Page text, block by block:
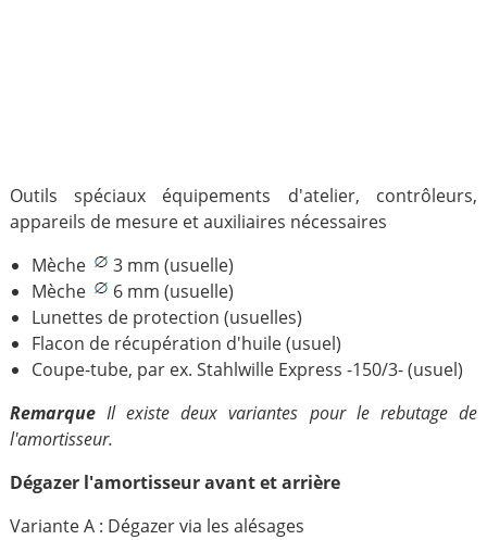
Outils spéciaux équipements d'atelier, contrôleurs,
appareils de mesure et auxiliaires nécessaires
Mèche
3 mm (usuelle)
Mèche
6 mm (usuelle)
Lunettes de protection (usuelles)
Flacon de récupération d'huile (usuel)
Coupe-tube, par ex. Stahlwille Express -150/3- (usuel)
RemarqueIl existe deux variantes pour le rebutage de
l'amortisseur.
Dégazer l'amortisseur avant et arrière
Variante A : Dégazer via les alésages